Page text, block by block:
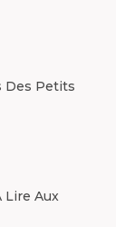
Des Petits
Lire Aux